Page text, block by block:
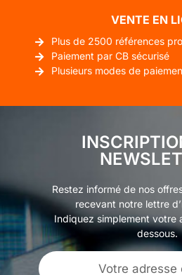
VENTE EN
Plus de 2500 références
Paiement par CB sécurisé
Plusieurs modes de
Restez informé de nos
recevant notre lettre
Indiquez simplement votre
dessous.